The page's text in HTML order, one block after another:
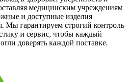
медицинским учреждениям
и доступные изделия
Мы гарантируем строгий контроль
и сервис, чтобы каждый
доверять каждой поставке.